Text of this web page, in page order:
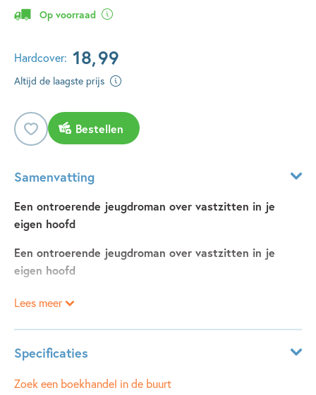
Op voorraad
Hardcover: 18,99
Altijd de laagste prijs
Bestellen
Samenvatting
Een ontroerende jeugdroman over vastzitten in je
eigen hoofd
Een ontroerende jeugdroman over vastzitten in je
eigen hoofd
Iedereen heeft wel een reden waarom hij doet zoals hij
doet. Bij Erie is die reden een stoornis. Tenminste, dat zegt
gestoord bent. Nu gaat ze niet meer naar school, want in
haar veilige huis midden in het bos zijn geen klasgenoten,
Lees meer
Specificaties
Leeftijdsindicatie: 9 - 12 jaar
Zoek een boekhandel in de buurt